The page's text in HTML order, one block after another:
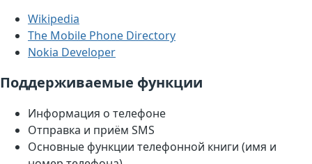
Wikipedia
The Mobile Phone Directory
Nokia Developer
Поддерживаемые функции
Информация о телефоне
Отправка и приём SMS
Основные функции телефонной книги (имя и